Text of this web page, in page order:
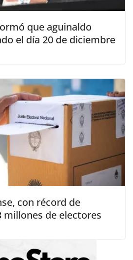
que aguinaldo
el día 20 de diciembre
con récord de
millones de electores